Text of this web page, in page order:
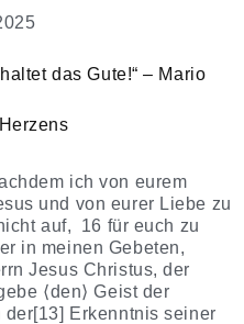
das Gute!“ – Mario
ich von eurem
und von eurer Liebe zu
auf, 16 für euch zu
in meinen Gebeten,
Jesus Christus, der
⟨den⟩ Geist der
Erkenntnis seiner